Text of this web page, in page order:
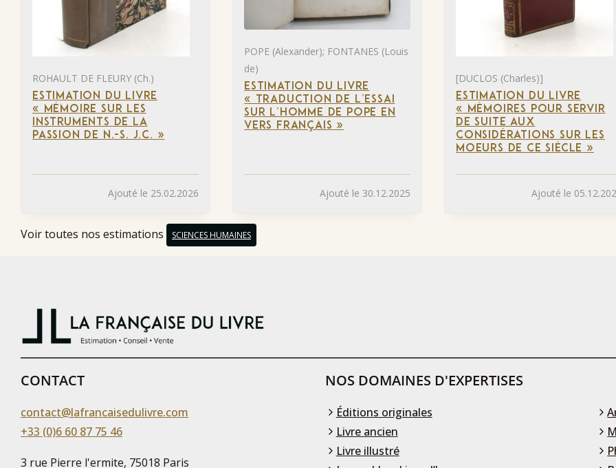
ROHAULT DE FLEURY (Ch.)
ESTIMATION DU LIVRE
« MÉMOIRE SUR LES
INSTRUMENTS DE LA
PASSION DE N.-S. J.C. »
Ajouté le 25.02.2026
POPE (Alexander); FONTANES (Louis
de)
ESTIMATION DU LIVRE
« TRADUCTION DE L’ESSAI
SUR L’HOMME DE POPE EN
VERS FRANÇAIS »
Ajouté le 30.12.2025
[DUCLOS (Charles)]
ESTIMATION DU LIVRE
« MÉMOIRES POUR SERVIR
DE SUITE AUX
CONSIDÉRATIONS SUR LES
MOEURS DE CE SIÈCLE »
Ajouté le
Voir toutes nos estimations SCIENCES HUMAINES
CONTACT
contact@lafrancaisedulivre.com
+33 (0)6 60 87 75 46
3 rue Pierre l'ermite, 75018 Paris
NOS DOMAINES D'EXPERTISES
Éditions originales
Livre ancien
Livre illustré